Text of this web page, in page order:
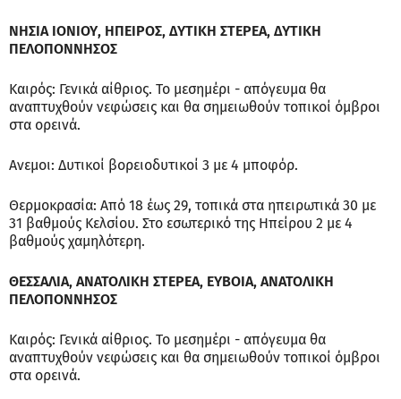
ΝΗΣΙΑ ΙΟΝΙΟΥ, ΗΠΕΙΡΟΣ, ΔΥΤΙΚΗ ΣΤΕΡΕΑ, ΔΥΤΙΚΗ
ΠΕΛΟΠΟΝΝΗΣΟΣ
Καιρός: Γενικά αίθριος. Το μεσημέρι - απόγευμα θα
αναπτυχθούν νεφώσεις και θα σημειωθούν τοπικοί όμβροι
στα ορεινά.
Ανεμοι: Δυτικοί βορειοδυτικοί 3 με 4 μποφόρ.
Θερμοκρασία: Από 18 έως 29, τοπικά στα ηπειρωτικά 30 με
31 βαθμούς Κελσίου. Στο εσωτερικό της Ηπείρου 2 με 4
βαθμούς χαμηλότερη.
ΘΕΣΣΑΛΙΑ, ΑΝΑΤΟΛΙΚΗ ΣΤΕΡΕΑ, ΕΥΒΟΙΑ, ΑΝΑΤΟΛΙΚΗ
ΠΕΛΟΠΟΝΝΗΣΟΣ
Καιρός: Γενικά αίθριος. Το μεσημέρι - απόγευμα θα
αναπτυχθούν νεφώσεις και θα σημειωθούν τοπικοί όμβροι
στα ορεινά.